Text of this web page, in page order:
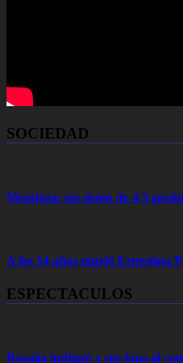
SOCIEDAD
Mendoza: un sismo de 4,3
A los 54 años murió Ernestina
ESPECTACULOS
Rosalía indignó a sus fans al